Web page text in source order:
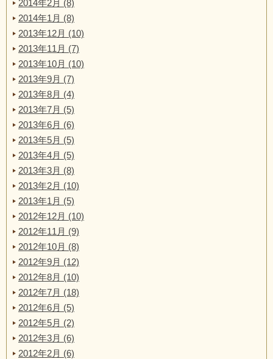
2014年2月 (8)
2014年1月 (8)
2013年12月 (10)
2013年11月 (7)
2013年10月 (10)
2013年9月 (7)
2013年8月 (4)
2013年7月 (5)
2013年6月 (6)
2013年5月 (5)
2013年4月 (5)
2013年3月 (8)
2013年2月 (10)
2013年1月 (5)
2012年12月 (10)
2012年11月 (9)
2012年10月 (8)
2012年9月 (12)
2012年8月 (10)
2012年7月 (18)
2012年6月 (5)
2012年5月 (2)
2012年3月 (6)
2012年2月 (6)